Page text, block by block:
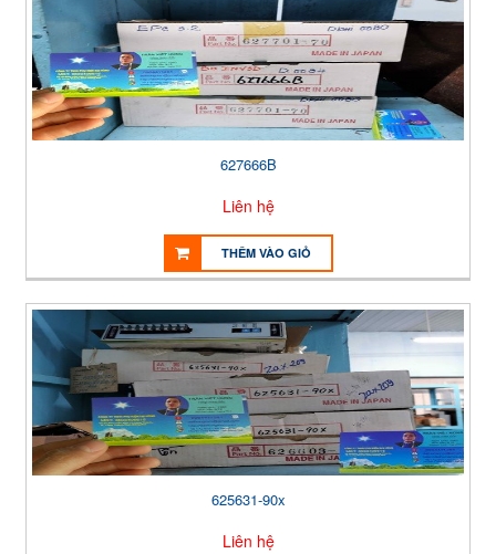
627666B
Liên hệ
THÊM VÀO GIỎ
625631-90x
Liên hệ